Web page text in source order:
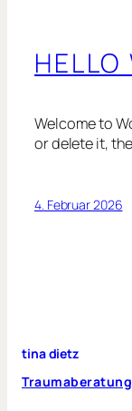
HELLO
Welcome to
or delete it,
4. Februar 2026
tina dietz